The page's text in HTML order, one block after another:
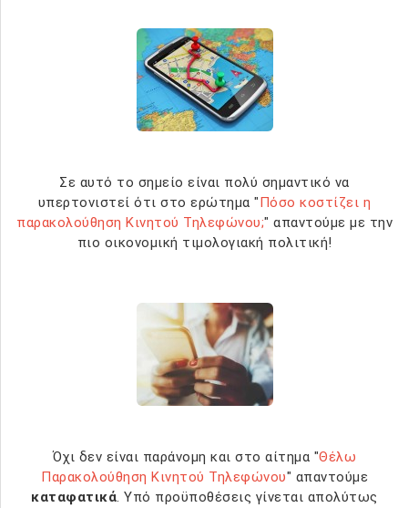
Σε αυτό το σημείο είναι πολύ σημαντικό να
υπερτονιστεί ότι στο ερώτημα "Πόσο κοστίζει η
παρακολούθηση Κινητού Τηλεφώνου;" απαντούμε με την
πιο οικονομική τιμολογιακή πολιτική!
Όχι δεν είναι παράνομη και στο αίτημα "Θέλω
Παρακολούθηση Κινητού Τηλεφώνου" απαντούμε
καταφατικά. Υπό προϋποθέσεις γίνεται απολύτως